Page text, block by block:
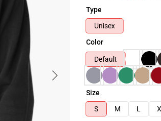
Type
Unisex
Color
Default
Size
S
M L